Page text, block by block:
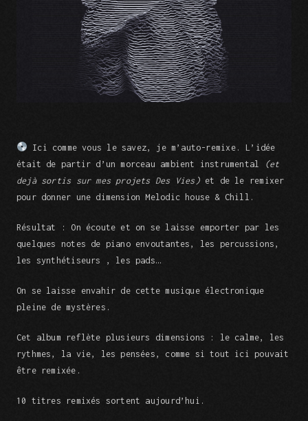
Ici comme vous le savez, je m’auto-remixe. L’idée
était de partir d’un morceau ambient instrumental
(et
dejà sortis sur mes projets Des Vies)et de le remixer
pour donner une dimension Melodic house & Chill.
Résultat : On écoute et on se laisse emporter par les
quelques notes de piano envoutantes, les percussions,
les synthétiseurs , les pads…
On se laisse envahir de cette musique électronique
pleine de mystères.
Cet album reflète plusieurs dimensions : le calme, les
rythmes, la vie, les pensées, comme si tout ici pouvait
être remixée.
10 titres remixés sortent aujourd’hui.